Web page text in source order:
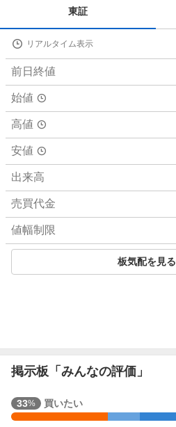
詳
値
東証
リアルタイム表示
前日終値
始値
高値
安値
出来高
売買代金
値幅制限
板気配を見る
ア
掲示板「みんなの評価」
強
く
33% 買いたい